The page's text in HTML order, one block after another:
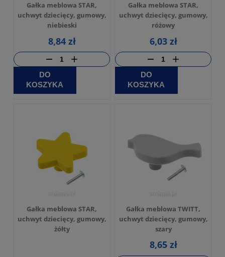
Gałka meblowa STAR,
uchwyt dziecięcy, gumowy,
niebieski
8,84 zł
DO
KOSZYKA
Gałka meblowa STAR,
uchwyt dziecięcy, gumowy,
różowy
6,03 zł
DO
KOSZYKA
Gałka meblowa STAR,
uchwyt dziecięcy, gumowy,
żółty
Gałka meblowa TWITT,
uchwyt dziecięcy, gumowy,
szary
8,65 zł